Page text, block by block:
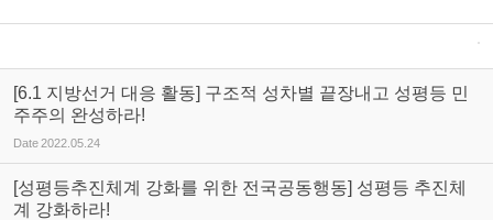
[6.1 지방선거 대응 활동] 구조적 성차별 끝장내고 성평등 민
주주의 완성하라!
Date2022.05.24
[성평등추진체계 강화를 위한 전국공동행동] 성평등 추진체
계 강화하라!